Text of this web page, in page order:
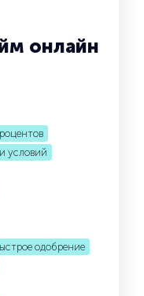
онлайн
условий
одобрение